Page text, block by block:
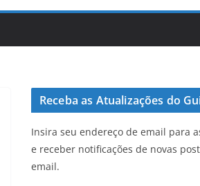
Receba as Atualizações do
Insira seu endereço de email para
e receber notificações de novas
email.